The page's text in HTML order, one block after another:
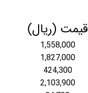
قیمت (ریال)
1,558,000
1,827,000
424,300
2,103,900